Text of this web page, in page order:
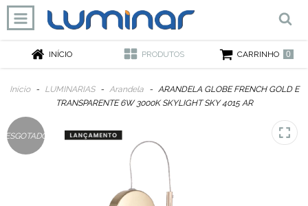
INÍCIO PRODUTOS CARRINHO 0
Início - LUMINARIAS - Arandela -
ARANDELA GLOBE FRENCH GOLD E
TRANSPARENTE 6W 3000K SKYLIGHT SKY 4015 AR
ESGOTADO